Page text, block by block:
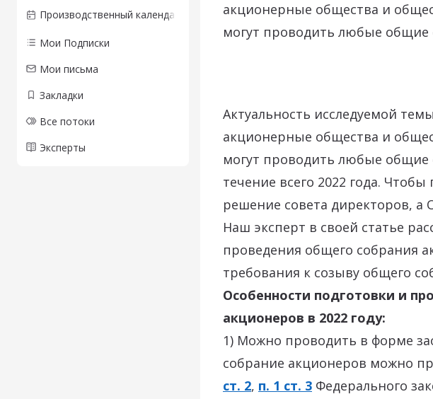
Производственный календарь
Мои Подписки
Мои письма
Закладки
Все потоки
Эксперты
акционерные общества и
могут проводить любые общие
Актуальность исследуемой
акционерные общества и
могут проводить любые общие
течение всего 2022 года.
решение совета директоров,
Наш эксперт в своей статье
проведения общего собрания
требования к созыву общего
Особенности подготовки и
акционеров в 2022 году:
1) Можно проводить в форме
собрание акционеров можно
ст. 2, п. 1 ст. 3 Федерального